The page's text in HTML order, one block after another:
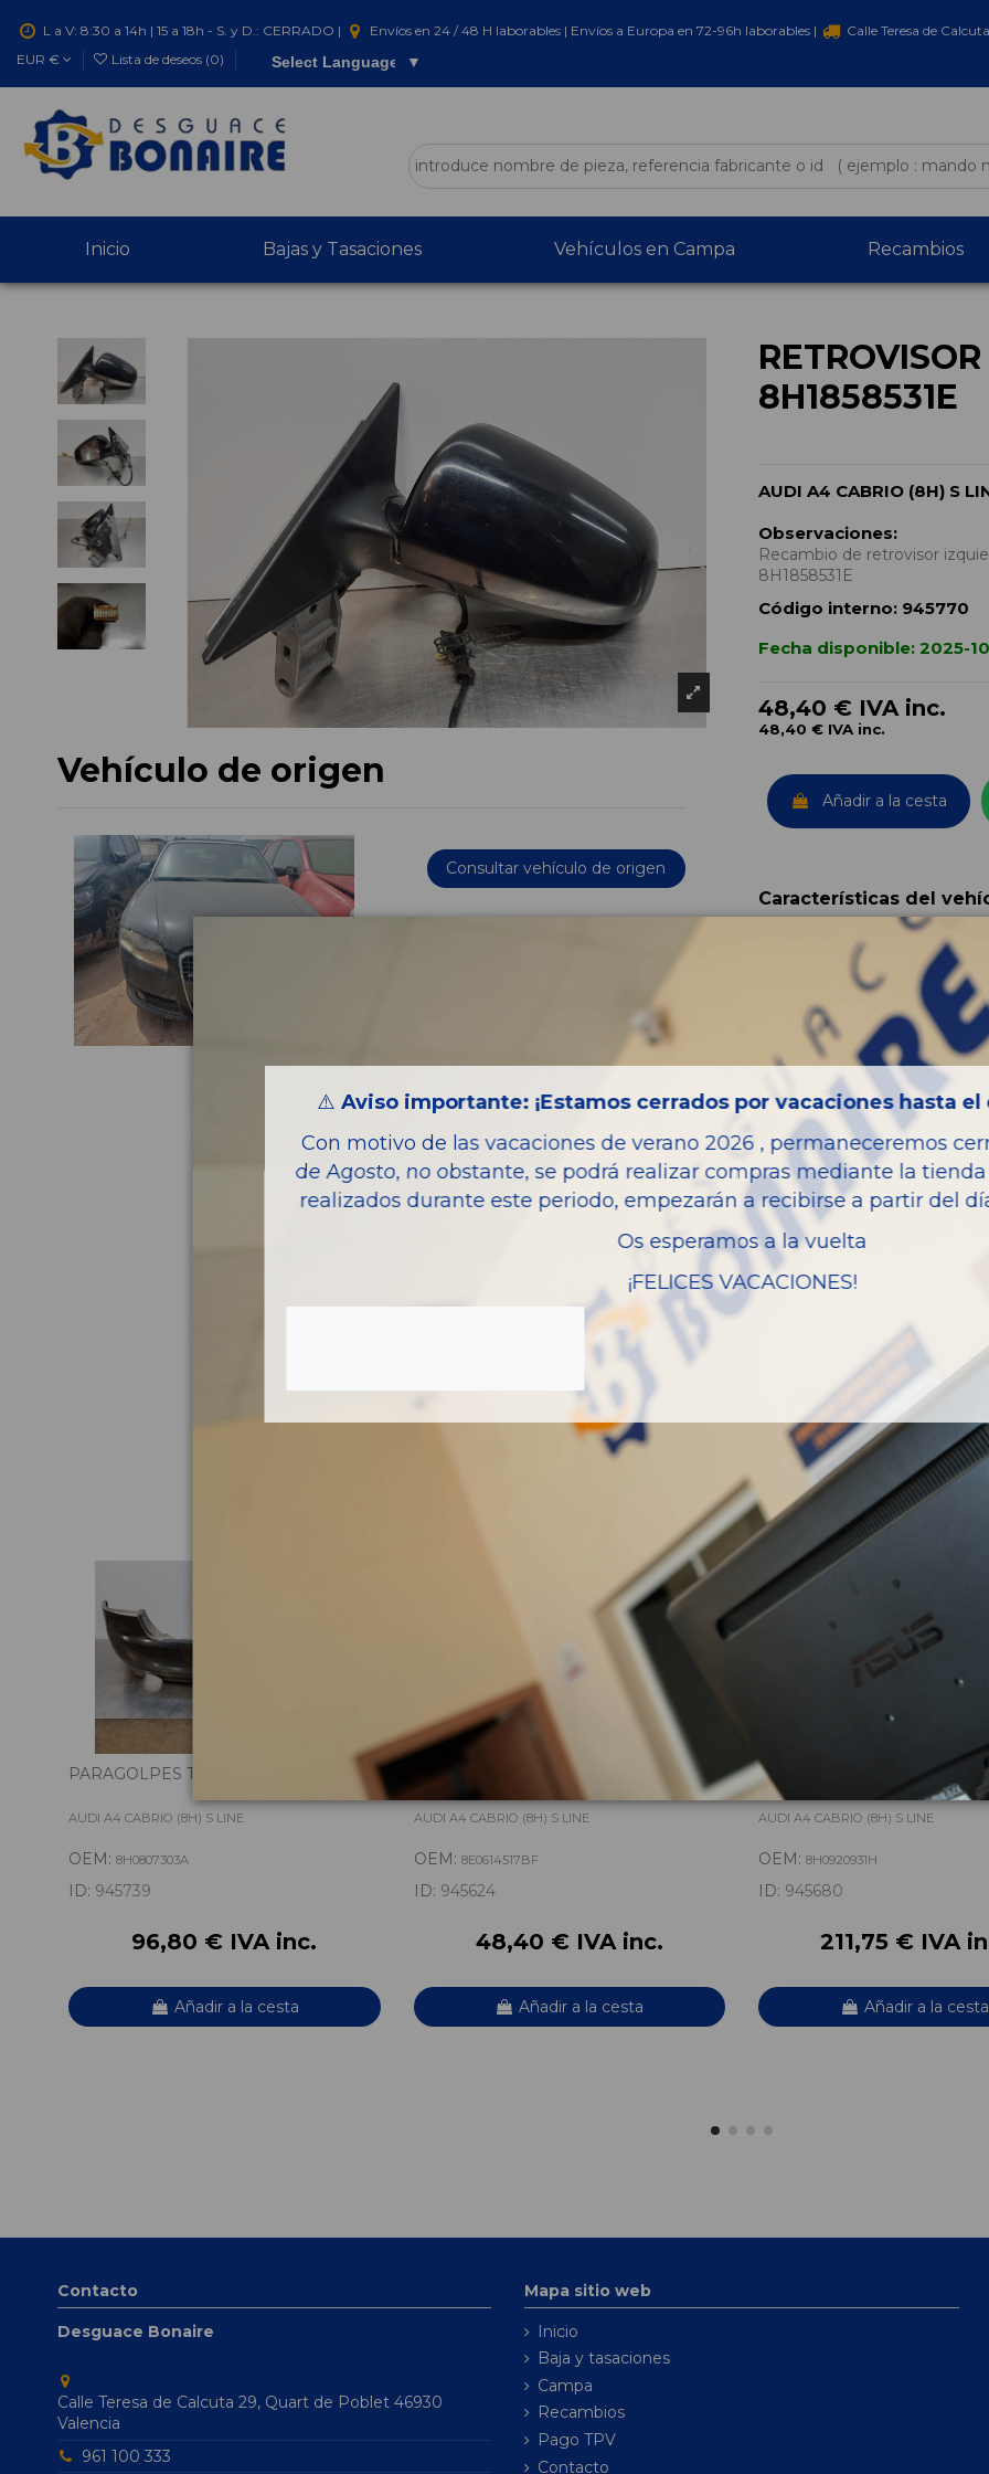
L a V: 8:30 a 14h | 15 a 18h - S. y D.: CERRADO | Envíos en 24 / 48 H laborables | Envíos a Europa en 72-96h laborables |
Calle Teresa de
EUR €
Lista de deseos (0) Select Language ▼
Inicio Bajas y Tasaciones Vehículos en Campa Recambios
Vehículo de origen
Consultar vehículo de origen
8H1858531E
AUDI A4 CABRIO (8H) S
Observaciones:
Recambio de retrovisor
8H1858531E
Código interno: 945770
Fecha disponible: 2025-
48,40 € IVA inc.
48,40 € IVA inc.
Añadir a la cesta
Características del
Año fabricación
Bastidor
Color
Combustible
Versión
Potencia
Modelo
Garantia
Piezas almacenadas del
PARAGOLPES TRASERO 8H0807303A
AUDI A4 CABRIO (8H) S LINE
OEM: 8H0807303A
ID: 945739
96,80 € IVA inc.
Añadir a la cesta
ABS 8E0614517BF 0265234336
AUDI A4 CABRIO (8H) S LINE
OEM: 8E0614517BF
ID: 945624
48,40 € IVA inc.
Añadir a la cesta
CUADRO INSTRUMENTOS
8H0920931H
AUDI A4 CABRIO (8H) S LINE
OEM: 8H0920931H
ID: 945680
211,75 € IVA
Añadir a la cesta
Contacto
Desguace Bonaire
Calle Teresa de Calcuta 29, Quart de Poblet 46930
Valencia
961 100 333
Mapa sitio web
Inicio
Baja y tasaciones
Campa
Recambios
Pago TPV
Contacto
⚠️ Aviso importante: ¡Estamos cerrados por vacaciones hasta el
Con motivo de las vacaciones de verano 2026 , permaneceremos
de Agosto, no obstante, se podrá realizar compras mediante la
realizados durante este periodo, empezarán a recibirse a partir del
Os esperamos a la vuelta
¡FELICES VACACIONES!